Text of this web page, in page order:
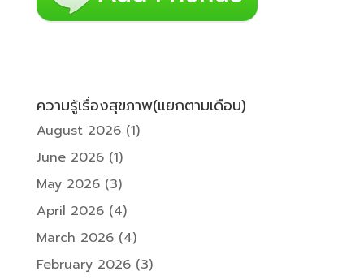
ความรู้เรื่องสุขภาพ(แยกตามเดือน)
August 2026(1)
June 2026(1)
May 2026(3)
April 2026(4)
March 2026(4)
February 2026(3)